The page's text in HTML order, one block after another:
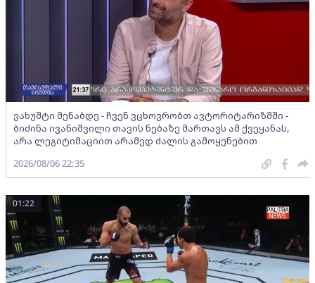
ვახუშტი მენაბდე - ჩვენ ვცხოვრობთ ავტორიტარიზმში -
ბიძინა ივანიშვილი თავის ნებაზე მართავს ამ ქვეყანას,
არა ლეგიტიმაციით არამედ ძალის გამოყენებით
2026/08/06 22:35
01:22